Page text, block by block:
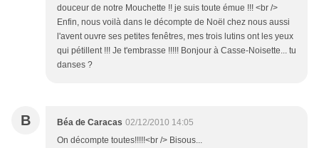
douceur de notre Mouchette !! je suis toute émue !!! <br />
Enfin, nous voilà dans le décompte de Noël chez nous aussi
l'avent ouvre ses petites fenêtres, mes trois lutins ont les yeux
qui pétillent !!! Je t'embrasse !!!!! Bonjour à Casse-Noisette... tu
danses ?
B Béa de Caracas 02/12/2010 14:05
On décompte toutes!!!!!<br /> Bisous...